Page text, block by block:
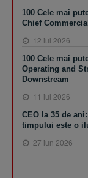
100 Cele mai
Chief
12 iul 2026
100 Cele mai
Operating and
Downstream
11 iul 2026
CEO la 35 de
timpului este o
27 iun 2026